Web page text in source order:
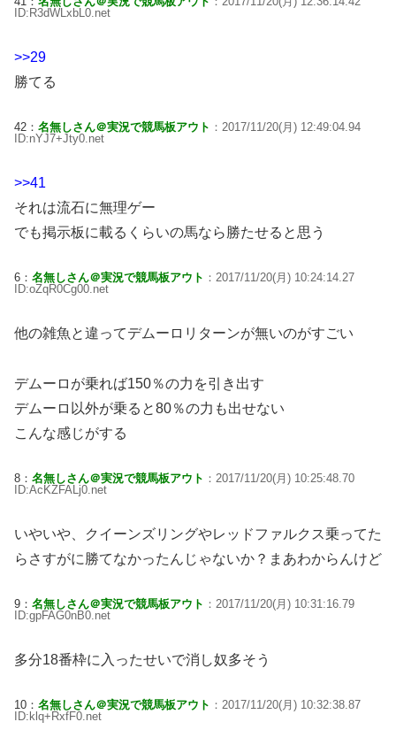
ID:R3dWLxbL0.net
>>29
勝てる
42： 名無しさん＠実況で競馬板アウト ：2017/11/20(月) 12:49:04.94
ID:nYJ7+Jty0.net
>>41
それは流石に無理ゲー
でも掲示板に載るくらいの馬なら勝たせると思う
6： 名無しさん＠実況で競馬板アウト ：2017/11/20(月) 10:24:14.27
ID:oZqR0Cg00.net
他の雑魚と違ってデムーロリターンが無いのがすごい
デムーロが乗れば150％の力を引き出す
デムーロ以外が乗ると80％の力も出せない
こんな感じがする
8： 名無しさん＠実況で競馬板アウト ：2017/11/20(月) 10:25:48.70
ID:AcKZFALj0.net
いやいや、クイーンズリングやレッドファルクス乗ってた
らさすがに勝てなかったんじゃないか？まあわからんけど
9： 名無しさん＠実況で競馬板アウト ：2017/11/20(月) 10:31:16.79
ID:gpFAG0nB0.net
多分18番枠に入ったせいで消し奴多そう
10： 名無しさん＠実況で競馬板アウト ：2017/11/20(月) 10:32:38.87
ID:klq+RxfF0.net